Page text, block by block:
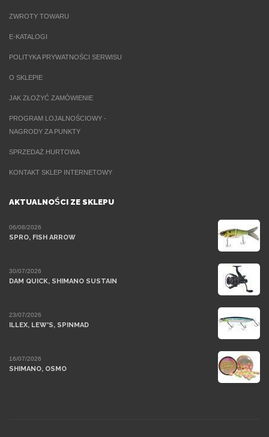
ZWROTY TOWARU
E-KATALOGI
POLITYKA PRYWATNOŚCI SERWISU
O SKLEPIE
JAK ZŁOŻYĆ ZAMÓWIENIE
PROGRAM LOJALNOŚCIOWY -
NAGRODY ZA PUNKTY
SPRZEDAŻ HURTOWA
KONTAKT SKLEP INTERNETOWY
AKTUALNOŚCI ZE SKLEPU
06/08/2026
SPRO, FISH ARROW
30/07/2026
DAM QUICK, SHIMANO SUSTAIN
23/07/2026
ILLEX, LEW'S, SPINMAD
16/07/2026
SHIMANO, OSMO